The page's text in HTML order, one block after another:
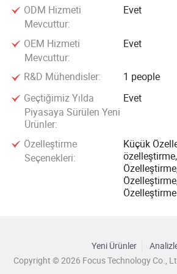
ODM Hizmeti
Mevcuttur:
Evet
OEM Hizmeti
Mevcuttur:
Evet
R&D Mühendisler:
1 people
Geçtiğimiz Yılda
Piyasaya Sürülen Yeni
Ürünler:
Evet
Özelleştirme
Seçenekleri:
Küçük
Özelleştirme
Yeni Ürünler
Copyright © 2026 Focus Technology Co.,